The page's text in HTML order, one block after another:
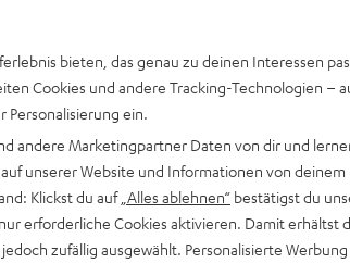
Keinen Store in der Nähe? Kein Problem,
beraten dich auch persönlich am
Hier Termin buchen
bieten, das genau zu deinen Interessen
Cookies und andere Tracking-Technologien –
ein.
andere Marketingpartner Daten von dir und
unserer Website und Informationen von deinem
Klickst du auf „Alles ablehnen“ bestätigst du
erforderliche Cookies aktivieren. Damit erhältst
zufällig ausgewählt. Personalisierte